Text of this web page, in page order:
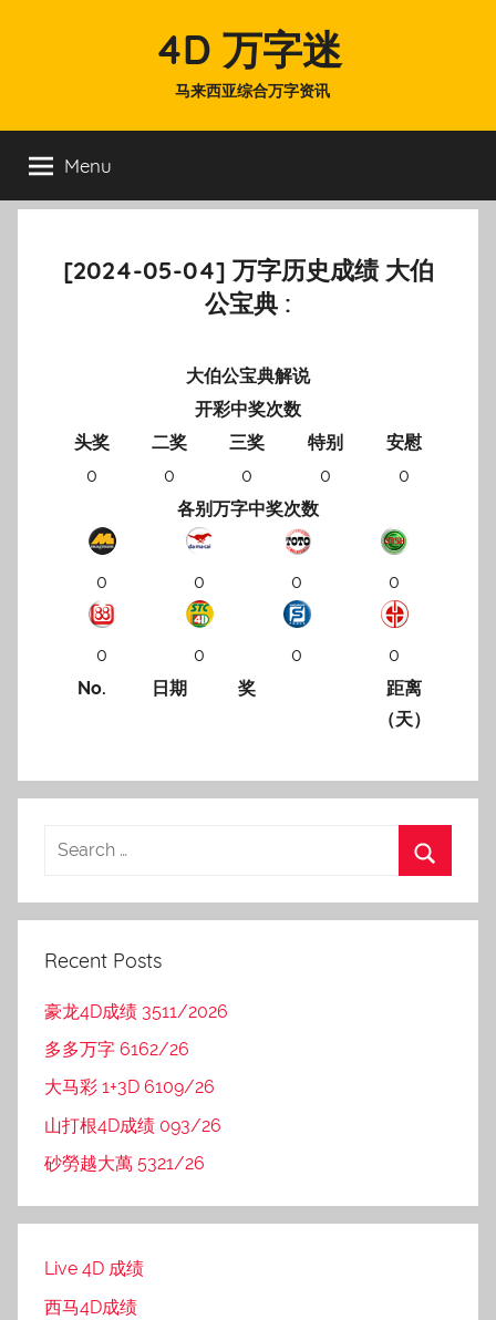
4D 万字迷
马来西亚综合万字资讯
Menu
[2024-05-04] 万字历史成绩 大伯
公宝典 :
大伯公宝典解说
开彩中奖次数
头奖
二奖 三奖 特别
安慰
0
0 0 0
0
各别万字中奖次数
0 0 0 0
0 0 0
0
No.
日期 奖
距离
（天）
Recent Posts
豪龙4D成绩 3511/2026
多多万字 6162/26
大马彩 1+3D 6109/26
山打根4D成绩 093/26
砂勞越大萬 5321/26
Live 4D 成绩
西马4D成绩